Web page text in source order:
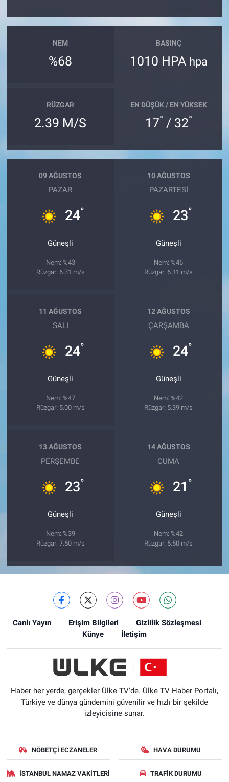
NEM
%68
BASINÇ
1010 HPA hpa
RÜZGAR
2.39 M/S
EN DÜŞÜK / EN YÜKSEK
17° / 32°
09 AĞUSTOS
PAZAR
24°
Güneşli
Nem: %43
Rüzgar: 6.31 m/s
10 AĞUSTOS
PAZARTESI
23°
Güneşli
Nem: %46
Rüzgar: 6.11 m/s
11 AĞUSTOS
SALI
24°
Güneşli
Nem: %47
Rüzgar: 5.00 m/s
12 AĞUSTOS
ÇARŞAMBA
24°
Güneşli
Nem: %42
Rüzgar: 5.39 m/s
13 AĞUSTOS
PERŞEMBE
23°
Güneşli
Nem: %39
Rüzgar: 7.50 m/s
14 AĞUSTOS
CUMA
21 °
Güneşli
Nem: %42
Rüzgar: 5.50 m/s
Canlı Yayın Erişim Bilgileri
Gizlilik Sözleşmesi
Künye
İletişim
Haber her yerde, gerçekler Ülke TV'de. Ülke TV Haber Portalı,
Türkiye ve dünya gündemini güvenilir ve hızlı bir şekilde
izleyicisine sunar.
NÖBETÇI ECZANELER HAVA DURUMU
İSTANBUL NAMAZ VAKITLERI TRAFIK DURUMU